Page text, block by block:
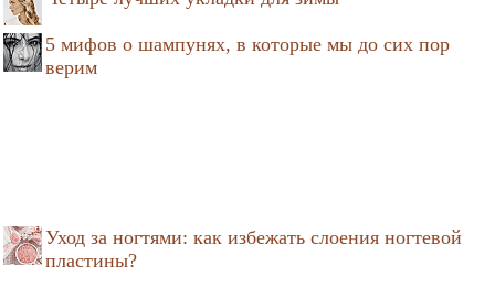
5 мифов о шампунях, в которые мы до сих пор
верим
Уход за ногтями: как избежать слоения ногтевой
пластины?